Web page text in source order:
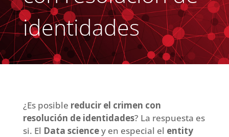
identidades
¿Es posible reducir el crimen con
resolución de identidades? La respuesta es
si. El Data sciencey en especial el entity